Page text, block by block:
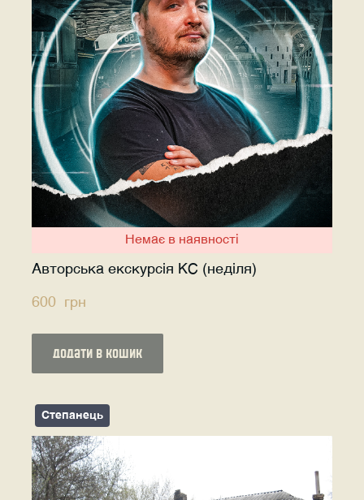
Немає в наявності
Авторська екскурсія КС (неділя)
600  грн
додати в кошик
Степанець